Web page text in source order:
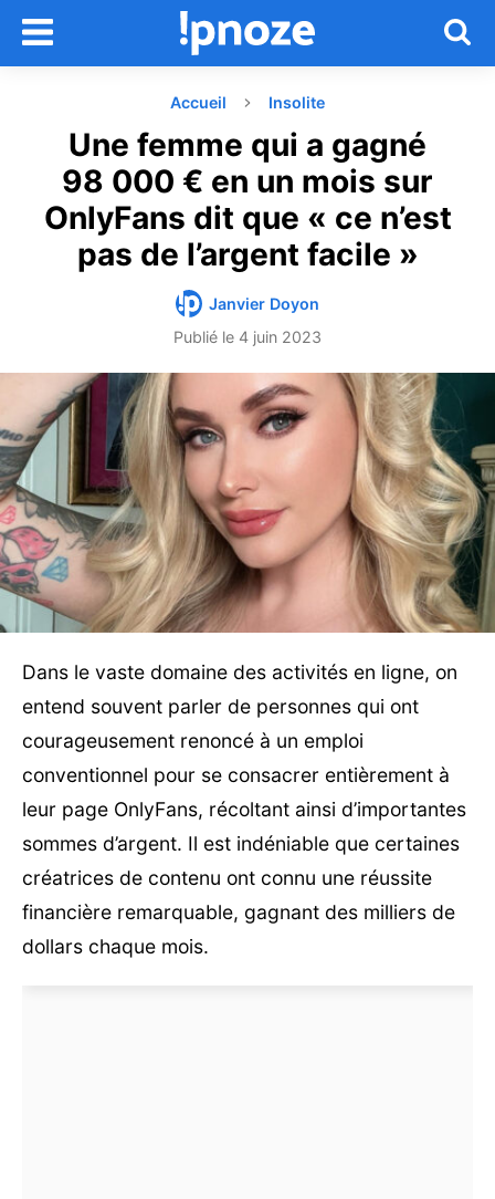
Accueil Insolite
Une femme qui a gagné
98 000 € en un mois sur
OnlyFans dit que « ce n’est
pas de l’argent facile »
Janvier Doyon
Publié le 4 juin 2023
Dans le vaste domaine des activités en ligne, on
entend souvent parler de personnes qui ont
courageusement renoncé à un emploi
conventionnel pour se consacrer entièrement à
leur page OnlyFans, récoltant ainsi d’importantes
sommes d’argent. Il est indéniable que certaines
créatrices de contenu ont connu une réussite
financière remarquable, gagnant des milliers de
dollars chaque mois.